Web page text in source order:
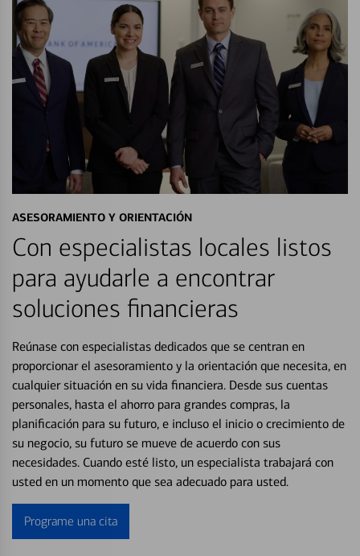
ASESORAMIENTO Y ORIENTACIÓN
Con especialistas locales listos
para ayudarle a encontrar
soluciones financieras
Reúnase con especialistas dedicados que se centran en
proporcionar el asesoramiento y la orientación que necesita, en
cualquier situación en su vida financiera. Desde sus cuentas
personales, hasta el ahorro para grandes compras, la
planificación para su futuro, e incluso el inicio o crecimiento de
su negocio, su futuro se mueve de acuerdo con sus
necesidades. Cuando esté listo, un especialista trabajará con
usted en un momento que sea adecuado para usted.
Programe una cita